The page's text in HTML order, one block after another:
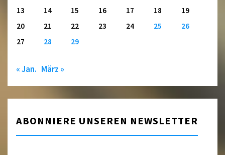
13
14 15 16 17 18
19
20
21 22 23 24 25
26
27
28 29
« Jan. März »
ABONNIERE UNSEREN NEWSLETTER